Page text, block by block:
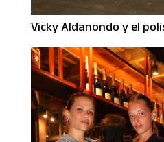
Vicky Aldanondo y el